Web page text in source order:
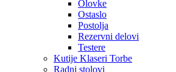
Olovke
Ostaslo
Postolja
Rezervni delovi
Testere
Kutije Klaseri Torbe
Radni stolovi